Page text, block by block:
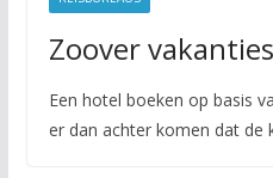
Zoover
Een hotel boeken op basis
er dan achter komen dat de